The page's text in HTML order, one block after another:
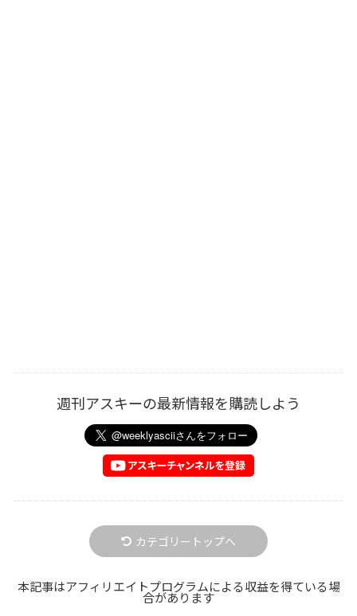
週刊アスキーの最新情報を購読しよう
カテゴリートップへ
本記事はアフィリエイトプログラムによる収益を得ている場
合があります